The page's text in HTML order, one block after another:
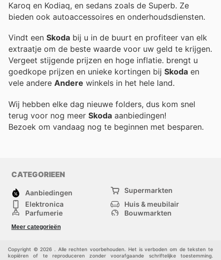
Karoq en Kodiaq, en sedans zoals de Superb. Ze
bieden ook autoaccessoires en onderhoudsdiensten.
Vindt een Skoda bij u in de buurt en profiteer van elk
extraatje om de beste waarde voor uw geld te krijgen.
Vergeet stijgende prijzen en hoge inflatie. brengt u
goedkope prijzen en unieke kortingen bij Skoda en
vele andere Andere winkels in het hele land.
Wij hebben elke dag nieuwe folders, dus kom snel
terug voor nog meer Skoda aanbiedingen!
Bezoek om vandaag nog te beginnen met besparen.
CATEGORIEEN
Aanbiedingen
Supermarkten
Elektronica
Huis & meubilair
Parfumerie
Bouwmarkten
Kinderen
Meer categorieën
Copyright © 2026 . Alle rechten voorbehouden. Het is verboden om de teksten te
kopiëren of te reproduceren zonder voorafgaande schriftelijke toestemming.